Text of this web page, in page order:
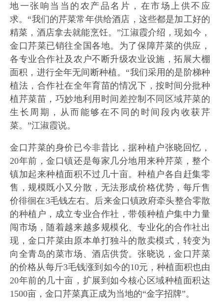
地一张响当当的农产品名片，在市场上供不应
求。“我们的芹菜常年供给酒店，这些都是加工好的
精菜，酒店拿去就能烹饪。”江淑霞介绍，现如今，
金口芹菜已销往全国各地。为了保障芹菜的供应，
各专业合作社及农户不断升级农业设施，拓展大棚
面积，进行全年无间断种植。“我们采用的是阶梯种
植法，合作社在全年育苗的情况下，按时间分批种
植芹菜苗，巧妙地利用时间差控制不同区域芹菜的
生长周期，从而能够在不同的时间段内收获芹
菜。”江淑霞说。
金口芹菜的身价已今非昔比，据种植户张晓回忆，
20年前，金口镇还是每家几分地用来种芹菜，整个
镇加起来种植面积不过几十亩。种植户各自赶集零
售，规模既小又分散，无法形成价格优势，每斤售
价徘徊在3毛钱左右。后来金口镇政府牵头整合零散
的种植户，成立专业合作社，带领种植户集中力量
闯市场，随着越来越多规模化、专业化的合作社出
现，金口芹菜由原本单打独斗的散卖模式，转变为
向全青岛的菜市场、酒店供货。张晓说，金口芹菜
的价格从每斤3毛钱涨到如今的10元，种植面积也由
20年前的几十亩，扩展到如今核心区域种植面积达
1500亩，金口芹菜真正成为当地的“金字招牌”。